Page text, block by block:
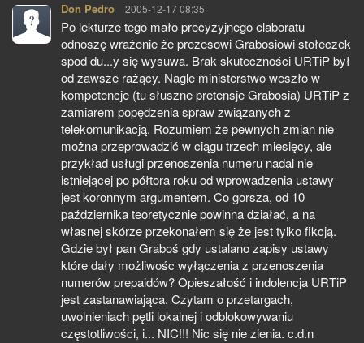
Don Pedro pisze:
2005-12-17 08:35
Po lekturze tego mało precyzyjnego elaboratu
odnoszę wrażenie że prezesowi Grabosiowi stołeczek
spod du...y się wysuwa. Brak skuteczności URTiP był
od zawsze rażący. Nagle ministerstwo weszło w
kompetencje (tu słuszne pretensje Grabosia) URTiP z
zamiarem popędzenia spraw związanych z
telekomunikacją. Rozumiem że pewnych zmian nie
można przeprowadzić w ciągu trzech miesięcy, ale
przykład usługi przenoszenia numeru nadal nie
istniejącej po półtora roku od wprowadzenia ustawy
jest koronnym argumentem. Co gorsza, od 10
października teoretycznie powinna działać, a na
własnej skórze przekonałem się że jest tylko fikcją.
Gdzie był pan Graboś gdy ustalano zapisy ustawy
które dały możliwośc wyłączenia z przenoszenia
numerów prepaidów? Opieszałość i indolencja URTiP
jest zastanawiająca. Czytam o przetargach,
uwolnieniach pętli lokalnej i odblokowywaniu
częstotliwości, i... NIC!!! Nic się nie zienia. c.d.n